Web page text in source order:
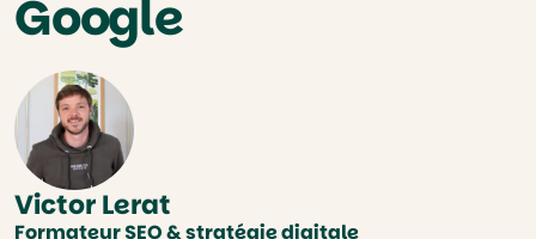
Google
Victor Lerat
Formateur SEO & stratégie digitale